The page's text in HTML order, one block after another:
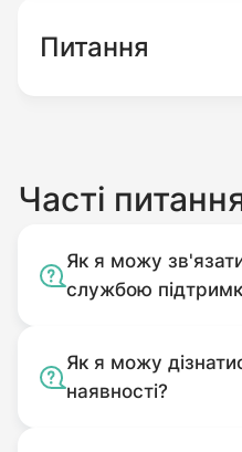
Питання
Часті
Як я можу
службою
Як я можу
наявності?